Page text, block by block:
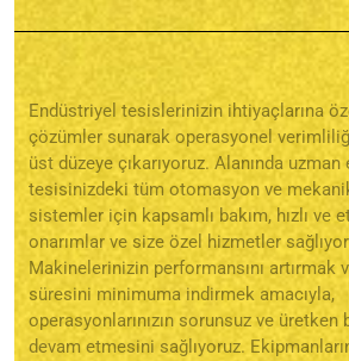
Endüstriyel tesislerinizin ihtiyaçlarına
çözümler sunarak operasyonel
üst düzeye çıkarıyoruz. Alanında
tesisinizdeki tüm otomasyon ve
sistemler için kapsamlı bakım, hızlı ve
onarımlar ve size özel hizmetler
Makinelerinizin performansını artırmak
süresini minimuma indirmek amacıyla,
operasyonlarınızın sorunsuz ve üretken
devam etmesini sağlıyoruz.